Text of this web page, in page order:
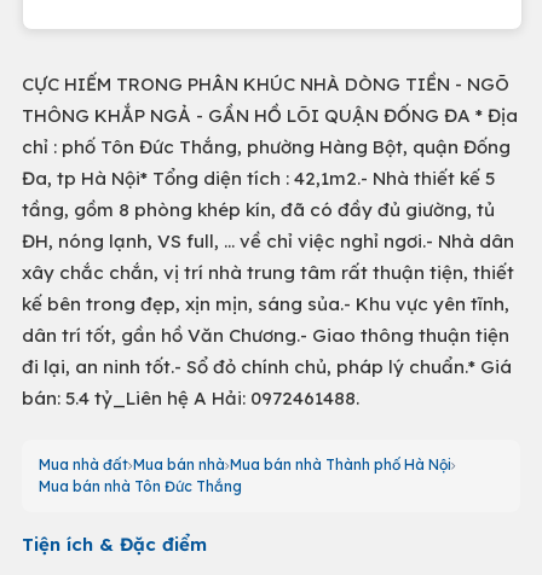
CỰC HIẾM TRONG PHÂN KHÚC NHÀ DÒNG TIỀN - NGÕ
THÔNG KHẮP NGẢ - GẦN HỒ LÕI QUẬN ĐỐNG ĐA * Địa
chỉ : phố Tôn Đức Thắng, phường Hàng Bột, quận Đống
Đa, tp Hà Nội* Tổng diện tích : 42,1m2.- Nhà thiết kế 5
tầng, gồm 8 phòng khép kín, đã có đầy đủ giường, tủ
ĐH, nóng lạnh, VS full, … về chỉ việc nghỉ ngơi.- Nhà dân
xây chắc chắn, vị trí nhà trung tâm rất thuận tiện, thiết
kế bên trong đẹp, xịn mịn, sáng sủa.- Khu vực yên tĩnh,
dân trí tốt, gần hồ Văn Chương.- Giao thông thuận tiện
đi lại, an ninh tốt.- Sổ đỏ chính chủ, pháp lý chuẩn.* Giá
bán: 5.4 tỷ_Liên hệ A Hải: 0972461488.
Mua nhà đất Mua bán nhà Mua bán nhà Thành phố Hà Nội
Mua bán nhà Tôn Đức Thắng
Tiện ích & Đặc điểm